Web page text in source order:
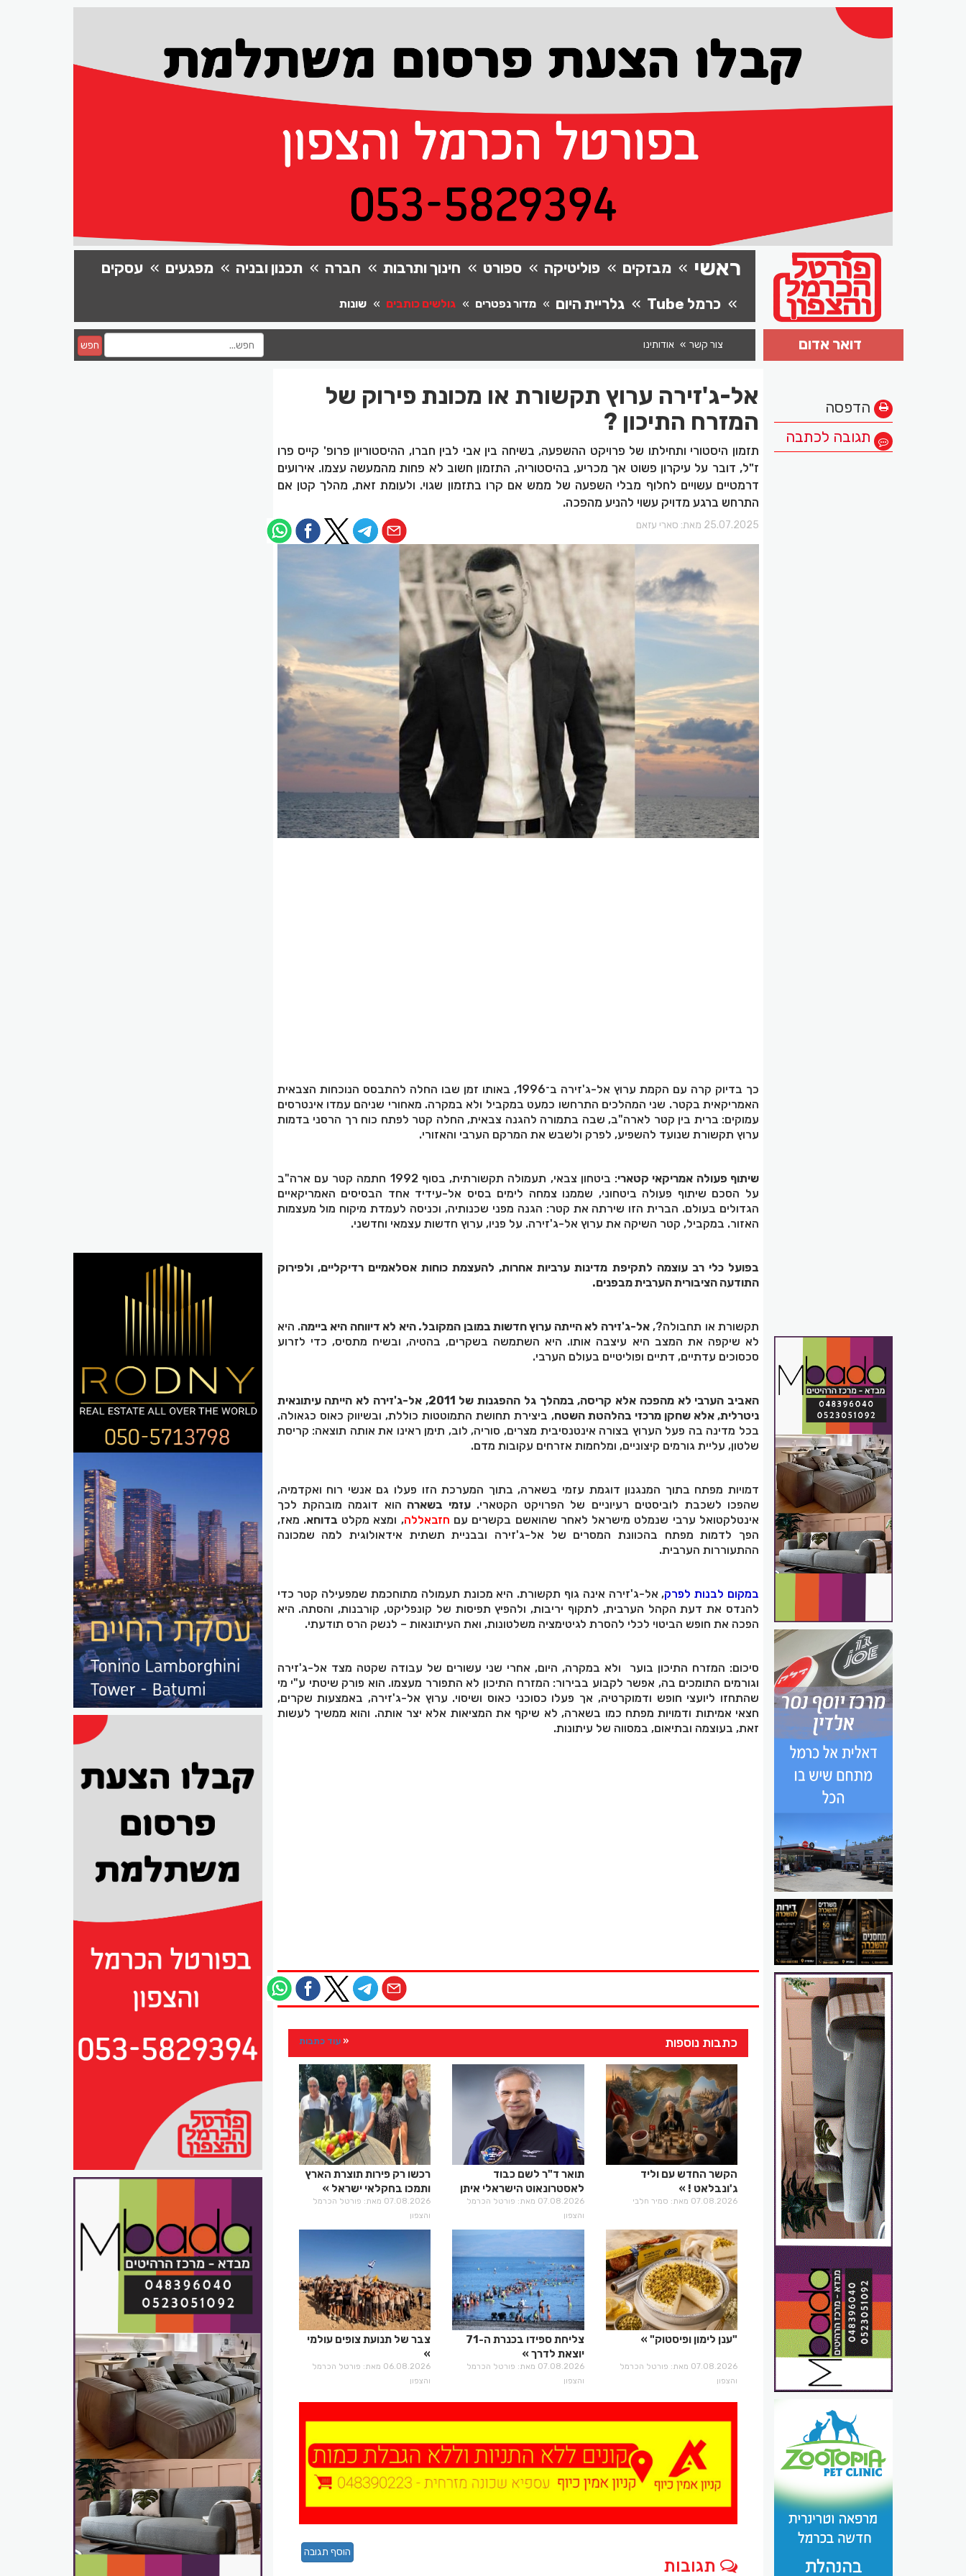
ראשי מבזקים פוליטיקה ספורט חינוך ותרבות חברה תכנון ובניה מפגעים
עסקים
כרמל Tube
גלריית היום מדור נפטרים גולשים כותבים שונות
צור קשר אודותינו חפש דואר אדום
הדפסה
תגובה לכתבה
אל-ג'זירה ערוץ תקשורת או מכונת פירוק של
המזרח התיכון ?
תזמון היסטורי ותחילתו של פרויקט ההשפעה, בשיחה בין אבי לבין חברו, ההיסטוריון פרופ' קייס פרו
ז"ל, דובר על עיקרון פשוט אך מכריע, בהיסטוריה, התזמון חשוב לא פחות מהמעשה עצמו. אירועים
דרמטיים עשויים לחלוף מבלי השפעה של ממש אם קרו בתזמון שגוי. ולעומת זאת, מהלך קטן אם
התרחש ברגע מדויק עשוי להניע מהפכה.
25.07.2025 מאת: סארי עזאם
כך בדיוק קרה עם הקמת ערוץ אל-ג'זירה ב־1996, באותו זמן שבו החלה להתבסס הנוכחות הצבאית
האמריקאית בקטר. שני המהלכים התרחשו כמעט במקביל ולא במקרה. מאחורי שניהם עמדו אינטרסים
עמוקים: ברית בין קטר לארה"ב, שבה בתמורה להגנה צבאית, החלה קטר לפתח כוח רך הרסני בדמות
ערוץ תקשורת שנועד להשפיע, לפרק ולשבש את המרקם הערבי והאזורי.
שיתוף פעולה אמריקאי קטארי
: ביטחון צבאי, תעמולה תקשורתית, בסוף 1992 חתמה קטר עם ארה"ב
על הסכם שיתוף פעולה ביטחוני, שממנו צמחה לימים בסיס אל-עידיד אחד הבסיסים האמריקאיים
הגדולים בעולם. הברית הזו שירתה את קטר: הגנה מפני שכנותיה, וכניסה לעמדת מיקוח מול מעצמות
האזור. במקביל, קטר השיקה את ערוץ אל-ג'זירה. על פניו, ערוץ חדשות עצמאי וחדשני.
בפועל כלי רב עוצמה לתקיפת מדינות ערביות אחרות, להעצמת כוחות אסלאמיים רדיקליים, ולפירוק
התודעה הציבורית הערבית מבפנים.
תקשורת או תחבולה?,אל-ג'זירה לא הייתה ערוץ חדשות במובן המקובל. היא לא דיווחה היא ביימה. היא
לא שיקפה את המצב היא עיצבה אותו. היא השתמשה בשקרים, בהטיה, ובשיח מתסיס, כדי לזרוע
סכסוכים עדתיים, דתיים ופוליטיים בעולם הערבי.
האביב הערבי לא מהפכה אלא קריסה, במהלך גל ההפגנות של 2011, אל-ג'זירה לא הייתה עיתונאית
ניטרלית, אלא שחקן מרכזי בהלהטת השטח, ביצירת תחושת התמוטטות כוללת, ובשיווק כאוס כגאולה.
בכל מדינה בה פעל הערוץ בצורה אינטנסיבית מצרים, סוריה, לוב, תימן ראינו את אותה תוצאה: קריסת
שלטון, עליית גורמים קיצוניים, ומלחמות אזרחים עקובות מדם.
דמויות מפתח בתוך המנגנון דוגמת עזמי בשארה, בתוך המערכת הזו פעלו גם אנשי רוח ואקדמיה,
שהפכו לשכבת לוביסטים רעיוניים של הפרויקט הקטארי.עזמי בשארה הוא דוגמה מובהקת לכך
אינטלקטואל ערבי שנמלט מישראל לאחר שהואשם בקשרים עם חזבאללה, ומצא מקלט בדוחא. מאז,
הפך לדמות מפתח בהכוונת המסרים של אל-ג'זירה ובבניית תשתית אידאולוגית למה שמכונה
ההתעוררות הערבית.
במקום לבנות לפרק, אל-ג'זירה אינה גוף תקשורת. היא מכונת תעמולה מתוחכמת שמפעילה קטר כדי
להנדס את דעת הקהל הערבית, לתקוף יריבות, ולהפיץ תפיסות של קונפליקט, קורבנות, והסתה. היא
הפכה את חופש הביטוי לכלי להסרת לגיטימציה משלטונות, ואת העיתונאות – לנשק הרס תודעתי.
סיכום: המזרח התיכון בוער ולא במקרה, היום, אחרי שני עשורים של עבודה שקטה מצד אל-ג'זירה
וגורמים התומכים בה, אפשר לקבוע בבירור: המזרח התיכון לא התפורר מעצמו. הוא פורק שיטתי ע"י מי
שהתחזו ליועצי חופש ודמוקרטיה, אך פעלו כסוכני כאוס ושיסוי. ערוץ אל-ג'זירה, באמצעות שקרים,
חצאי אמיתות ודמויות מפתח כמו בשארה, לא שיקף את המציאות אלא יצר אותה. והוא ממשיך לעשות
זאת, בעוצמה ובתיאום, במסווה של עיתונות.
כתבות נוספות עוד כתבות
הקשר החדש עם וליד
ג'ונבלאט !
07.08.2026 מאת: סמיר חלבי
תואר ד"ר לשם כבוד
לאסטרונאוט הישראלי איתן
סטיבה
07.08.2026 מאת: פורטל הכרמל
והצפון
רכשו רק פירות תוצרת הארץ
ותמכו בחקלאי ישראל
07.08.2026 מאת: פורטל הכרמל
והצפון
"ענן לימון ופיסטוק"
07.08.2026 מאת: פורטל הכרמל
והצפון
צליחת ספידו בכנרת ה-71
יוצאת לדרך
07.08.2026 מאת: פורטל הכרמל
והצפון
צבר של תנועת צופים עולמי
06.08.2026 מאת: פורטל הכרמל
והצפון
תגובות
הוסף תגובה